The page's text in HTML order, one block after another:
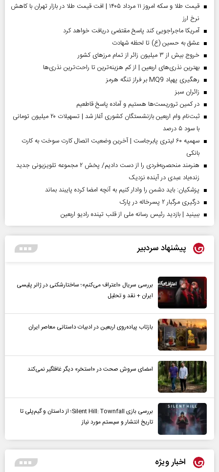
قیمت طلا و سکه امروز ۱۱ مرداد ۱۴۰۵ | افت قیمت طلا در بازار تهران با کاهش
نرخ ارز
آمریکا ماجراجویی کند پاسخ مقتضی دریافت خواهد کرد
عشق به حسین (ع) تا لحظه شهادت
خروج بیش از ۳ میلیون زائر از تمام مرز‌های کشور
بهترین نذری‌های اربعین | از کم هزینه‌ترین تا راحت‌ترین نذری‌ها
رهگیری پهپاد MQ9 بر فراز تنگه هرمز
‌زائران سبز
در کمین تروریست‌ها هستیم و آماده پاسخ قاطعیم
ثبت‌نام وام اربعین بازنشستگان کشوری آغاز شد | تسهیلات ۲۰ میلیون تومانی
با سود ۵ درصد
سهمیه ۶۰ لیتری پابرجاست | آخرین وضعیت اتصال کارت سوخت به کارت
بانکی
هنرمند منحصر‌به‌فردی را از دست دادیم/ پخش ۲ مجموعه تلویزیونی جدید
زنده‌یاد عبدی در آینده نزدیک
پزشکیان: باید دشمن را وادار کنیم به آنچه امضا کرده پایبند بماند
درگیری مرگبار ۲ پسرخاله در پارک
ببینید | بازدید رئیس رسانه ملی از قلب تپنده رادیو اربعین
پیشنهاد سردبیر
بررسی سریال «اعتراف می‌کنم»؛ ساختارشکنی در ژانر پلیسی
ایران + نقد و تحلیل
بازتاب پیاده‌روی اربعین در ادبیات داستانی معاصر ایران
امضای سروش صحت در «استخر» دیگر غافلگیر نمی‌کند
بررسی بازی Silent Hill: Townfall؛ از داستان و گیم‌پلی تا
تاریخ انتشار و سیستم مورد نیاز
اخبار ویژه